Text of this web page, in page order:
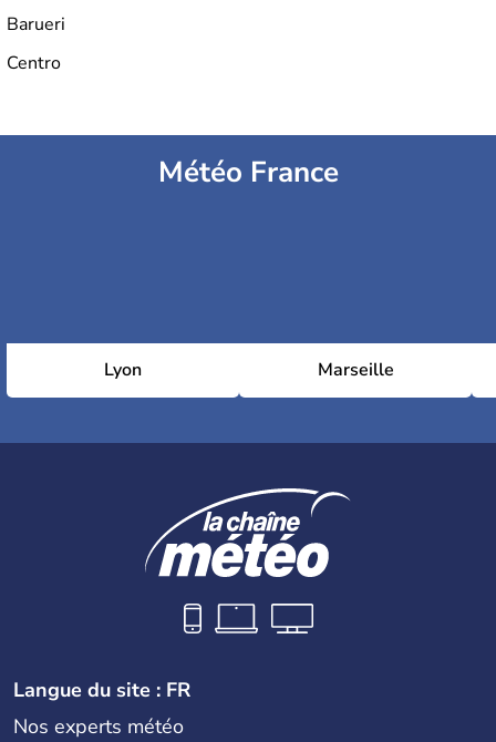
Barueri
Centro
Météo France
Lyon Marseille
Langue du site : FR
Nos experts météo